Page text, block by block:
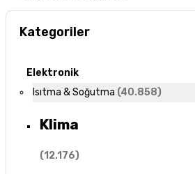
Kategoriler
Elektronik
Isıtma & Soğutma (40.858)
Klima
(12.176)